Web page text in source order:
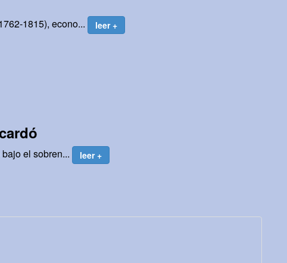
1815), econo... leer +
el sobren... leer +